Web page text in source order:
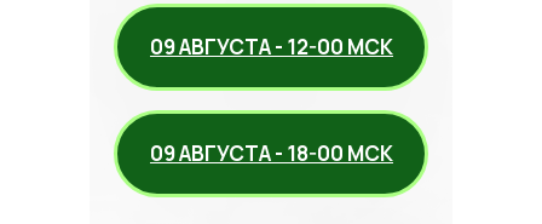
09 АВГУСТА - 12-00 МСК
09 АВГУСТА - 18-00 МСК